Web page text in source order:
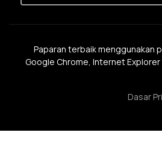
Paparan terbaik menggunakan
Google Chrome, Internet
Dasar